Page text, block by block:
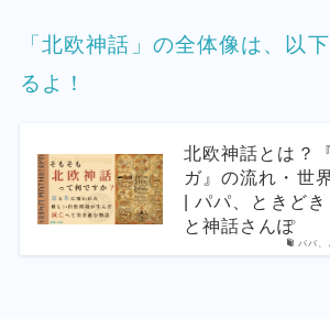
「北欧神話」の全体像は、以
るよ！
パパ、
北欧神話とは？
ガ』の流れ・世
| パパ、ときど
と神話さんぽ